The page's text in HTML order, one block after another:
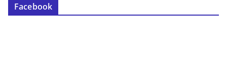
Facebook